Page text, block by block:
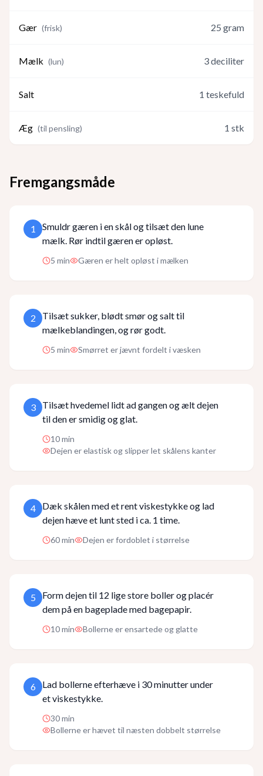
Gær (frisk) 25 gram
Mælk (lun) 3deciliter
Salt 1 teskefuld
Æg (til pensling) 1 stk
Fremgangsmåde
1
Smuldr gæren i en skål og tilsæt den lune
mælk. Rør indtil gæren er opløst.
5 min Gæren er helt opløst i mælken
2
Tilsæt sukker, blødt smør og salt til
mælkeblandingen, og rør godt.
5 min Smørret er jævnt fordelt i væsken
3
Tilsæt hvedemel lidt ad gangen og ælt dejen
til den er smidig og glat.
10min
Dejen er elastisk og slipper let skålens kanter
4
Dæk skålen med et rent viskestykke og lad
dejen hæve et lunt sted i ca. 1 time.
60min Dejen er fordoblet i størrelse
5
Form dejen til 12 lige store boller og placér
dem på en bageplade med bagepapir.
10min Bollerne er ensartede og glatte
6
Lad bollerne efterhæve i 30 minutter under
et viskestykke.
30min
Bollerne er hævet til næsten dobbelt størrelse